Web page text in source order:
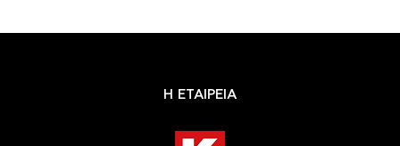
Η ΕΤΑΙΡΕΙΑ